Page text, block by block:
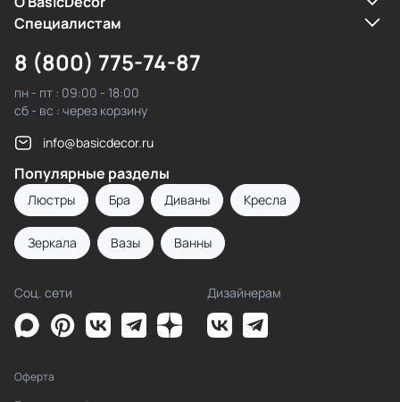
Cпециалистам
8 (800) 775-74-87
пн - пт : 09:00 - 18:00
сб - вс : через корзину
info@basicdecor.ru
Популярные разделы
Люстры Бра Диваны Кресла
Зеркала Вазы Ванны
Соц. сети Дизайнерам
Оферта